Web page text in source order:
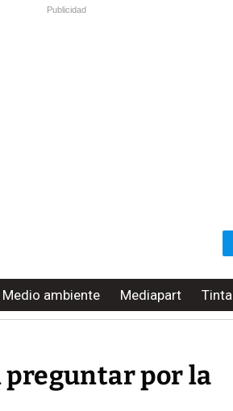
Publicidad
Medio ambiente Mediapart
preguntar por la